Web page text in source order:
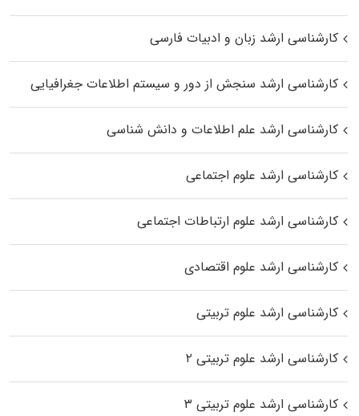
کارشناسی ارشد زبان و ادبیات فارسی
کارشناسی ارشد سنجش از دور و سیستم اطلاعات جغرافیایی
کارشناسی ارشد علم اطلاعات و دانش شناسی
کارشناسی ارشد علوم اجتماعی
کارشناسی ارشد علوم ارتباطات اجتماعی
کارشناسی ارشد علوم اقتصادی
کارشناسی ارشد علوم تربیتی
کارشناسی ارشد علوم تربیتی ۲
کارشناسی ارشد علوم تربیتی ۳